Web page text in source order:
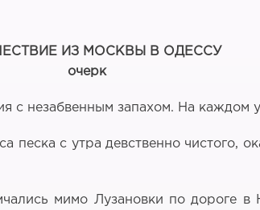
ИЗ МОСКВЫ В ОДЕССУ
очерк
с незабвенным запахом. На каждом
песка с утра девственно чистого,
мимо Лузановки по дороге